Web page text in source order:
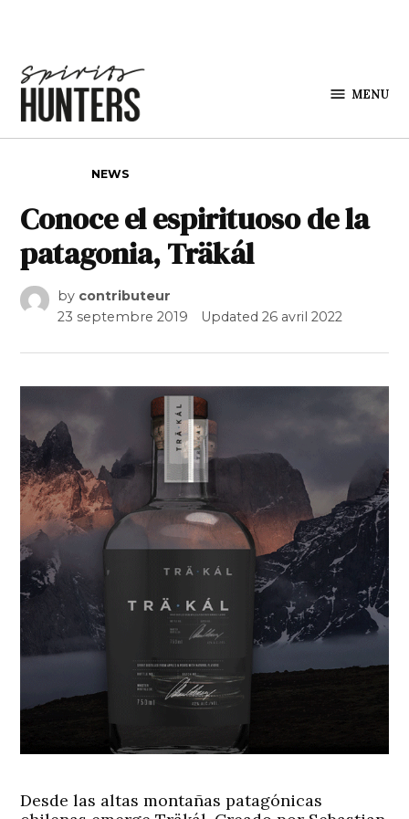
MENU
NEWS
Conoce el espirituoso de la
patagonia, Träkál
by contributeur
23 septembre 2019
Updated26 avril 2022
Desde las altas montañas patagónicas